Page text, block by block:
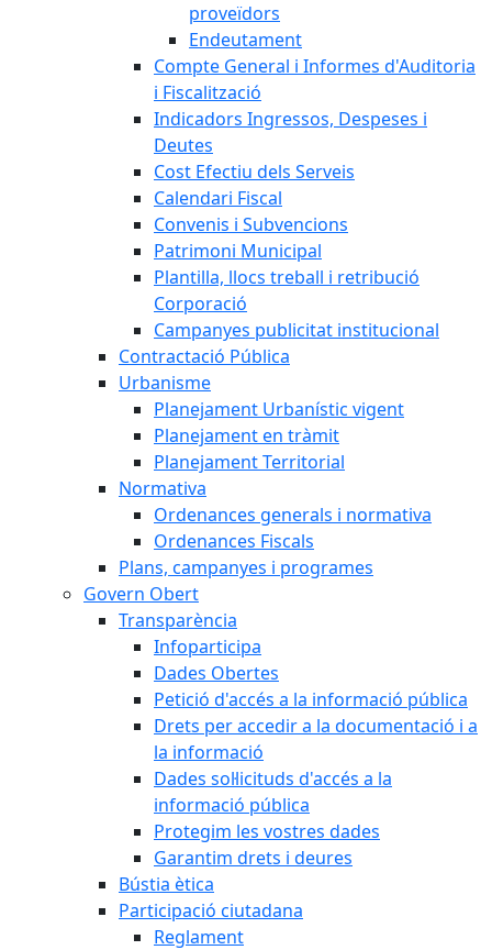
proveïdors
Endeutament
Compte General i Informes d'Auditoria
i Fiscalització
Indicadors Ingressos, Despeses i
Deutes
Cost Efectiu dels Serveis
Calendari Fiscal
Convenis i Subvencions
Patrimoni Municipal
Plantilla, llocs treball i retribució
Corporació
Campanyes publicitat institucional
Contractació Pública
Urbanisme
Planejament Urbanístic vigent
Planejament en tràmit
Planejament Territorial
Normativa
Ordenances generals i normativa
Ordenances Fiscals
Plans, campanyes i programes
Govern Obert
Transparència
Infoparticipa
Dades Obertes
Petició d'accés a la informació pública
Drets per accedir a la documentació i a
la informació
Dades sol·licituds d'accés a la
informació pública
Protegim les vostres dades
Garantim drets i deures
Bústia ètica
Participació ciutadana
Reglament